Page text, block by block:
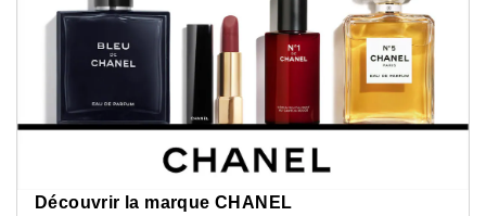
Découvrir la marque CHANEL